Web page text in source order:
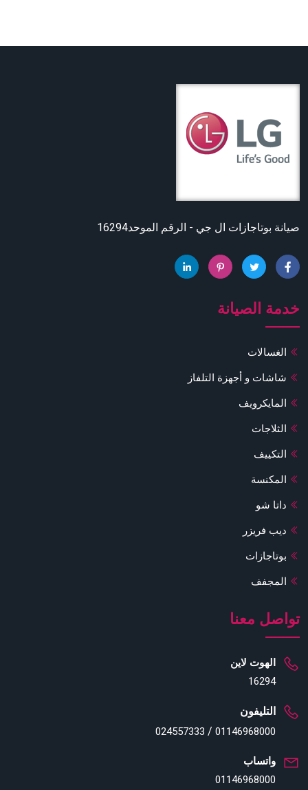
صيانة بوتاجازات ال جي - الرقم الموحد16294
خدمة الصيانة
الغسالات
شاشات و أجهزة التلفاز
المايكرويف
الثلاجات
التكييف
المكنسة
داتا شو
ديب فريزر
بوتاجازات
المجفف
تواصل معنا
الهوت لاين
16294
التليفون
01146968000
/
024557333
واتساب
01146968000